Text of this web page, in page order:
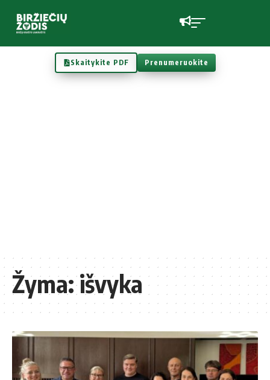
Skaitykite PDF Prenumeruokite
Žyma:išvyka